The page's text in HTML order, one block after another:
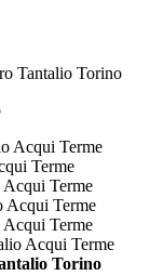
Acqui Terme
Terme
Acqui Terme
Acqui Terme
Acqui Terme
Acqui Terme
Torino